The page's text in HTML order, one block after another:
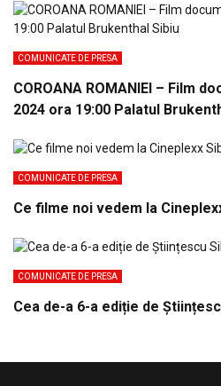
COMUNICATE DE PRESA
COROANA ROMANIEI – Film
2024 ora 19:00 Palatul
COMUNICATE DE PRESA
Ce filme noi vedem la
COMUNICATE DE PRESA
Cea de-a 6-a ediție de